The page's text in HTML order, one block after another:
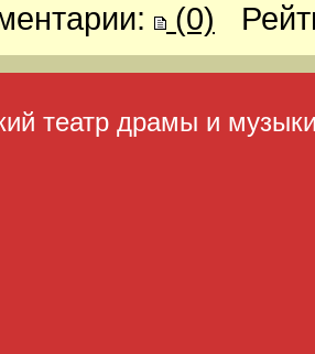
(0)
театр драмы и